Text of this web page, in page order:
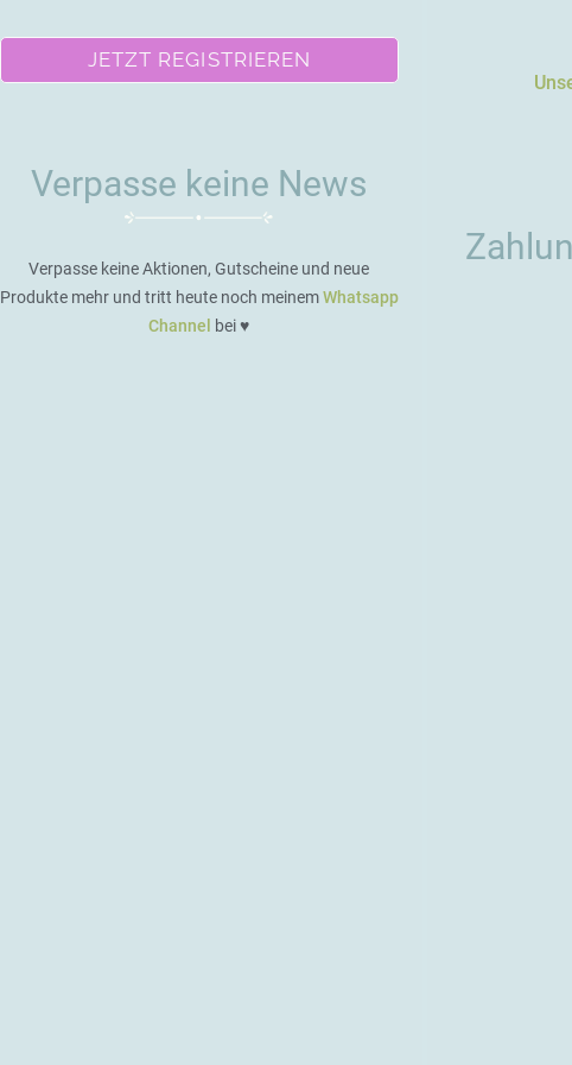
JETZT REGISTRIEREN
Verpasse keine News
Verpasse keine Aktionen, Gutscheine und neue
Produkte mehr und tritt heute noch meinemWhatsapp
Channel
bei ♥️